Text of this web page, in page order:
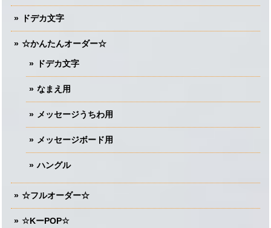
ドデカ文字
☆かんたんオーダー☆
ドデカ文字
なまえ用
メッセージうちわ用
メッセージボード用
ハングル
☆フルオーダー☆
☆KーPOP☆